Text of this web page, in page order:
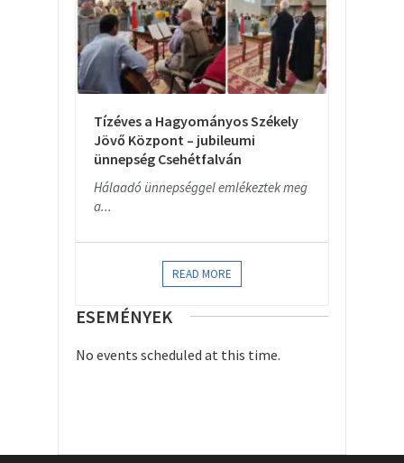
Tízéves a Hagyományos Székely
Jövő Központ – jubileumi
ünnepség Csehétfalván
Hálaadó ünnepséggel emlékeztek meg
a...
READ MORE
ESEMÉNYEK
No events scheduled at this time.